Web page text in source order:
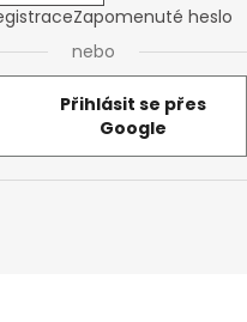
Zapomenuté heslo
nebo
Přihlásit se přes
Google